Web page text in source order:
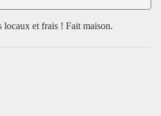
Voir l'image en plein écran
locaux et frais ! Fait maison.